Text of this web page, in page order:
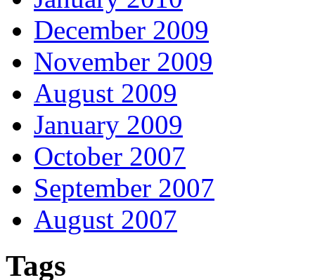
December 2009
November 2009
August 2009
January 2009
October 2007
September 2007
August 2007
Tags